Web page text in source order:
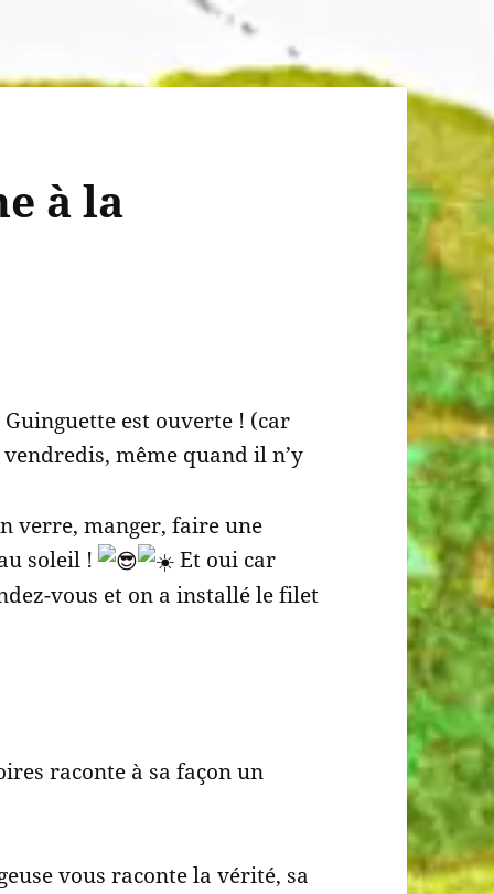
à la
est ouverte ! (car
même quand il n’y
verre, manger, faire une
soleil !
Et oui car
vous et on a installé le filet
raconte à sa façon un
vous raconte la vérité, sa